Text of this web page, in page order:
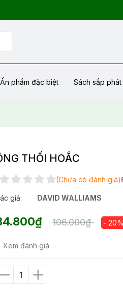
Ẩn phẩm đặc biệt Sách sắp phát
THỐI HOẮC
(Chưa có đánh giá)
giả: DAVID WALLIAMS
106.000₫ - 20%
Xem đánh giá